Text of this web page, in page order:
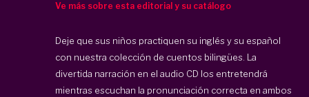
Ve más sobre esta editorial y su catálogo
Deje que sus niños practiquen su inglés y su español
con nuestra colección de cuentos bilingües. La
divertida narración en el audio CD los entretendrá
mientras escuchan la pronunciación correcta en ambos